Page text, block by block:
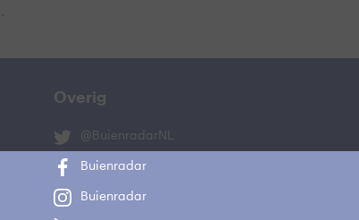
Overig
@BuienradarNL
Buienradar
Buienradar